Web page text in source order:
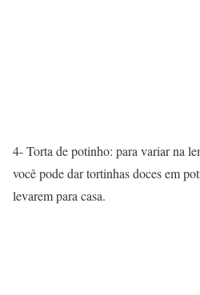
4- Torta de potinho: para variar na
você pode dar tortinhas doces em
levarem para casa.